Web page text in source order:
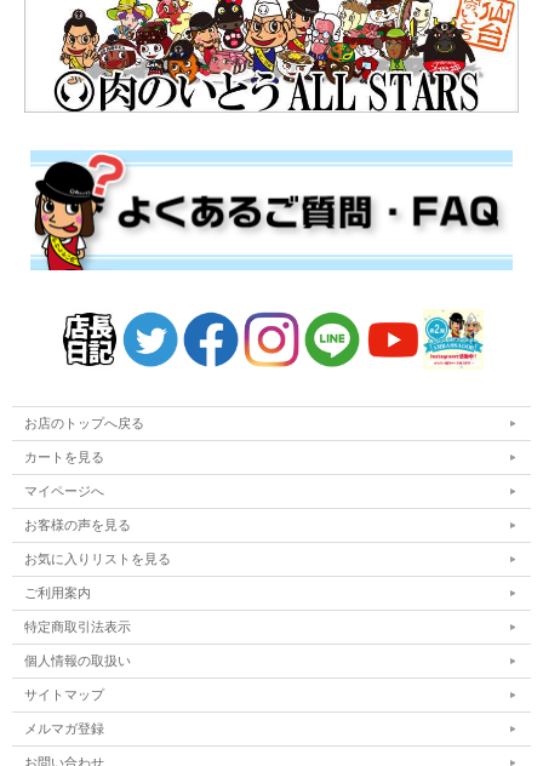
お店のトップへ戻る
カートを見る
マイページへ
お客様の声を見る
お気に入りリストを見る
ご利用案内
特定商取引法表示
個人情報の取扱い
サイトマップ
メルマガ登録
お問い合わせ